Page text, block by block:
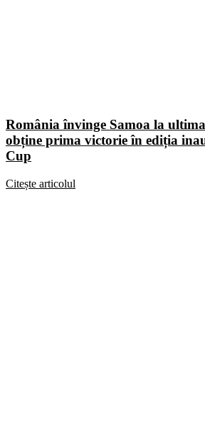
România învinge Samoa la
obține prima victorie în ediția
Cup
Citește articolul